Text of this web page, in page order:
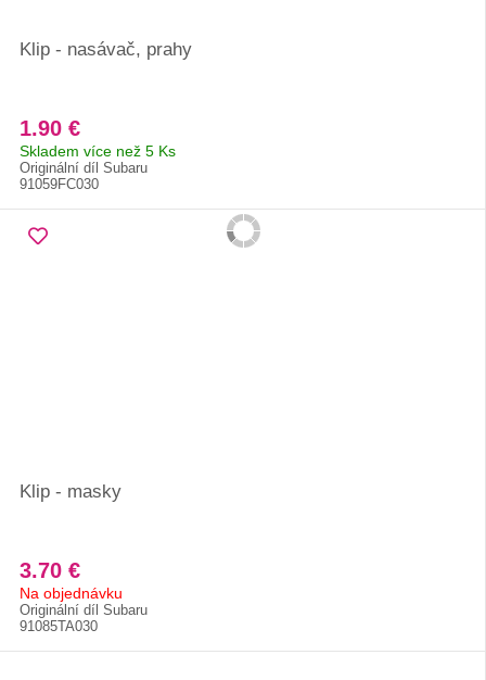
Klip - nasávač, prahy
1.90 €
Skladem více než 5 Ks
Originální díl Subaru
91059FC030
Klip - masky
3.70 €
Na objednávku
Originální díl Subaru
91085TA030